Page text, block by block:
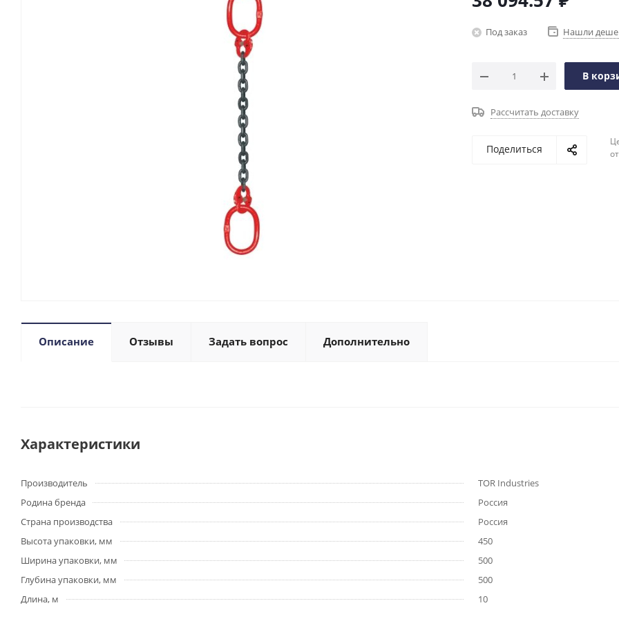
Под заказ Нашли
В
Рассчитать доставку
Поделиться
Описание Отзывы Задать вопрос Дополнительно
Характеристики
Производитель
TOR Industries
Родина бренда
Россия
Страна производства
Россия
Высота упаковки, мм
450
Ширина упаковки, мм
500
Глубина упаковки, мм
500
Длина, м
10